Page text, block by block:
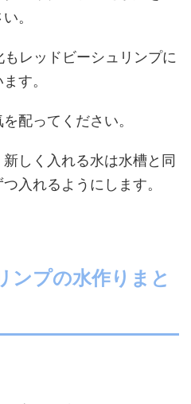
。
レッドビーシュリンプに
す。
配ってください。
しく入れる水は水槽と同
入れるようにします。
ンプの水作りまと